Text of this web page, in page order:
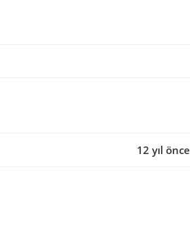
12 yıl önce